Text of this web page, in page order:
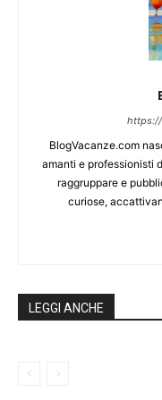
BlogVacanze.com
amanti e professionisti
raggruppare e
curiose,
LEGGI ANCHE